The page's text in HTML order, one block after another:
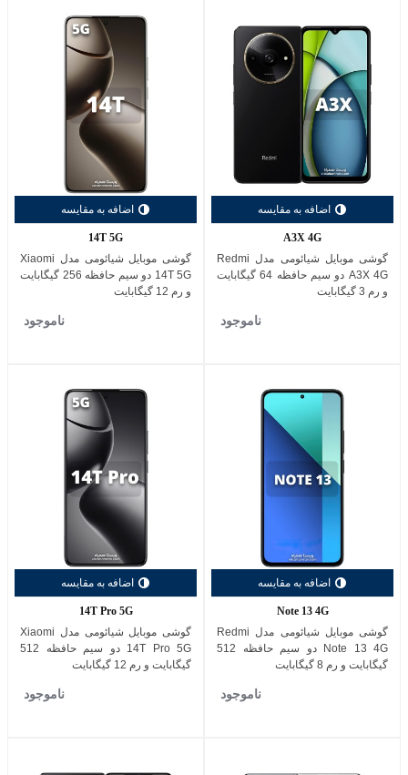
اضافه به مقایسه
A3X 4G
گوشی موبایل شیائومی مدل Redmi
A3X 4G دو سیم حافظه 64 گیگابایت
و رم 3 گیگابایت
ناموجود
اضافه به مقایسه
14T 5G
گوشی موبایل شیائومی مدل Xiaomi
14T 5G دو سیم حافظه 256 گیگابایت
و رم 12 گیگابایت
ناموجود
اضافه به مقایسه
Note 13 4G
گوشی موبایل شیائومی مدل Redmi
Note 13 4G دو سیم حافظه 512
گیگابایت و رم 8 گیگابایت
ناموجود
اضافه به مقایسه
14T Pro 5G
گوشی موبایل شیائومی مدل Xiaomi
14T Pro 5G دو سیم حافظه 512
گیگابایت و رم 12 گیگابایت
ناموجود